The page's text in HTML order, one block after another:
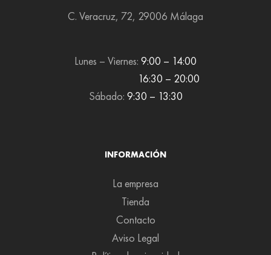
C. Veracruz, 72, 29006 Málaga
Lunes – Viernes: 9:00 – 14:00
16:30 – 20:00
Sábado: 9:30 – 13:30
INFORMACIÓN
La empresa
Tienda
Contacto
Aviso Legal